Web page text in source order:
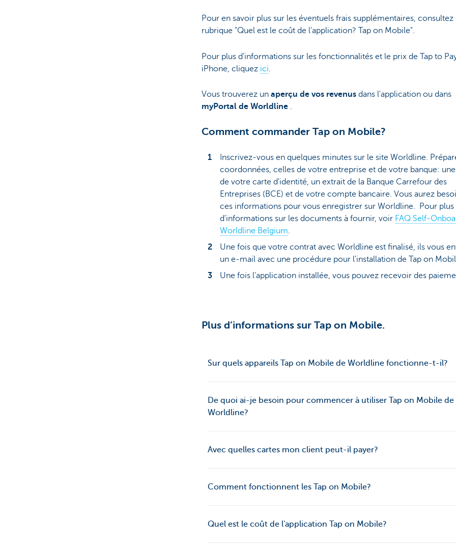
Pour en savoir plus sur les éventuels frais supplémentaires, consultez
rubrique "Quel est le coût de l'application? Tap on Mobile".
Pour plus d'informations sur les fonctionnalités et le prix de Tap to
iPhone, cliquez ici.
Vous trouverez un aperçu de vos revenusdans l'application ou dans
myPortal de Worldline .
Comment commander Tap on Mobile?
Inscrivez-vous en quelques minutes sur le site Worldline.
coordonnées, celles de votre entreprise et de votre banque:
de votre carte d'identité, un extrait de la Banque Carrefour des
Entreprises (BCE) et de votre compte bancaire. Vous aurez
ces informations pour vous enregistrer sur Worldline. Pour plus
d'informations sur les documents à fournir, voir FAQ Self-
Worldline Belgium.
Une fois que votre contrat avec Worldline est finalisé, ils vous
un e-mail avec une procédure pour l'installation de Tap on
Une fois l'application installée, vous pouvez recevoir des
Plus d’informations sur Tap on Mobile.
Sur quels appareils Tap on Mobile de Worldline fonctionne-t-il?
De quoi ai-je besoin pour commencer à utiliser Tap on Mobile de
Worldline?
Avec quelles cartes mon client peut-il payer?
Comment fonctionnent les Tap on Mobile?
Quel est le coût de l'application Tap on Mobile?